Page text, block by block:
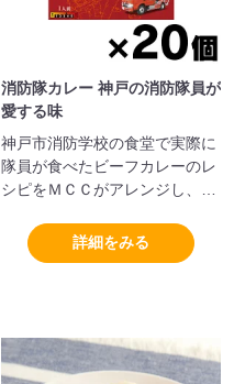
消防隊カレー 神戸の消防隊員が
愛する味
神戸市消防学校の食堂で実際に
隊員が食べたビーフカレーのレ
シピをＭＣＣがアレンジし、ニ
が特徴です。詳細をみる